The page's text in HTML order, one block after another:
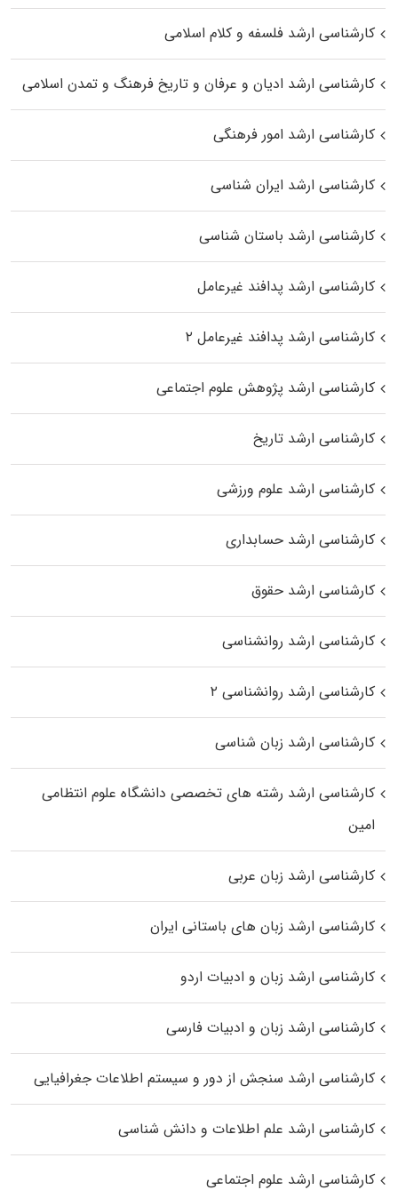
کارشناسی ارشد فلسفه و کلام اسلامی
کارشناسی ارشد ادیان و عرفان و تاریخ فرهنگ و تمدن اسلامی
کارشناسی ارشد امور فرهنگی
کارشناسی ارشد ایران شناسی
کارشناسی ارشد باستان شناسی
کارشناسی ارشد پدافند غیرعامل
کارشناسی ارشد پدافند غیرعامل ۲
کارشناسی ارشد پژوهش علوم اجتماعی
کارشناسی ارشد تاریخ
کارشناسی ارشد علوم ورزشی
کارشناسی ارشد حسابداری
کارشناسی ارشد حقوق
کارشناسی ارشد روانشناسی
کارشناسی ارشد روانشناسی ۲
کارشناسی ارشد زبان شناسی
کارشناسی ارشد رﺷﺘﻪ ﻫﺎی تخصصی داﻧﺸﮕﺎه ﻋﻠﻮم انتظامی
اﻣﻴﻦ
کارشناسی ارشد زبان عربی
کارشناسی ارشد زبان‌ های باستانی ایران
کارشناسی ارشد زبان و ادبیات اردو
کارشناسی ارشد زبان و ادبیات فارسی
کارشناسی ارشد سنجش از دور و سیستم اطلاعات جغرافیایی
کارشناسی ارشد علم اطلاعات و دانش شناسی
کارشناسی ارشد علوم اجتماعی